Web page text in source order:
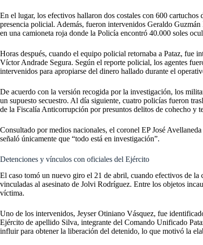
En el lugar, los efectivos hallaron dos costales con 600
presencia policial. Además, fueron intervenidos Geraldo
en una camioneta roja donde la Policía encontró 40.000 soles
Horas después, cuando el equipo policial retornaba a Pataz, fue
Víctor Andrade Segura. Según el reporte policial, los agentes
intervenidos para apropiarse del dinero hallado durante el
De acuerdo con la versión recogida por la investigación, los
un supuesto secuestro. Al día siguiente, cuatro policías fueron
de la Fiscalía Anticorrupción por presuntos delitos de cohecho y
Consultado por medios nacionales, el coronel EP José
señaló únicamente que “todo está en investigación”.
Detenciones y vínculos con oficiales del Ejército
El caso tomó un nuevo giro el 21 de abril, cuando efectivos de la
vinculadas al asesinato de Jolvi Rodríguez. Entre los objetos
víctima.
Uno de los intervenidos, Jeyser Otiniano Vásquez, fue
Ejército de apellido Silva, integrante del Comando Unificado
influir para obtener la liberación del detenido, lo que motivó la